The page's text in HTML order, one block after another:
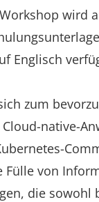
wird
Englisch
zum
native-
Fülle von
die sowohl